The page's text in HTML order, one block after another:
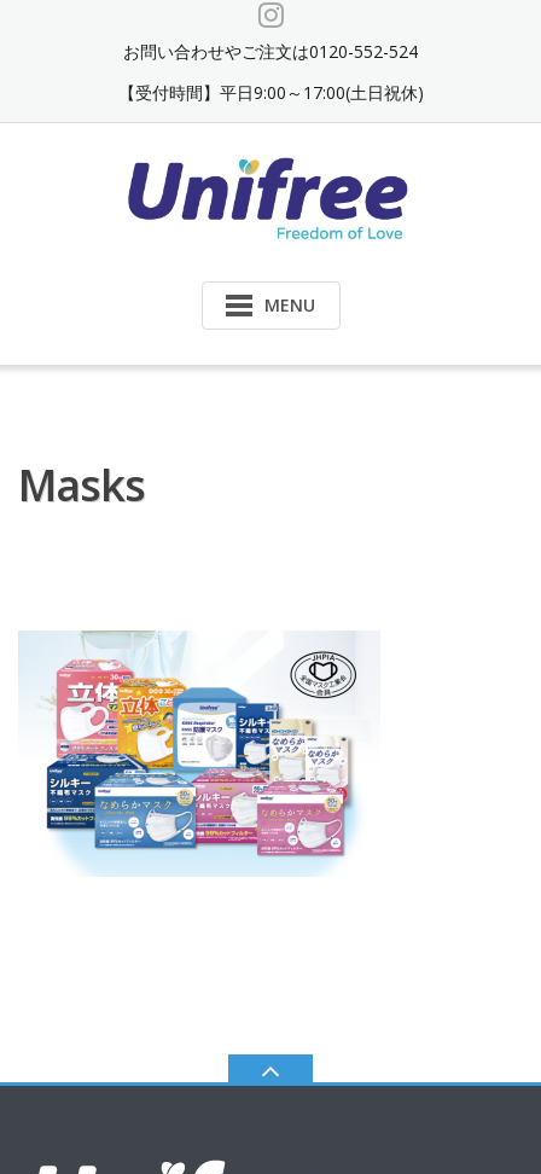
お問い合わせやご注文は0120-552-524
【受付時間】平日9:00～17:00(土日祝休)
MENU
Masks